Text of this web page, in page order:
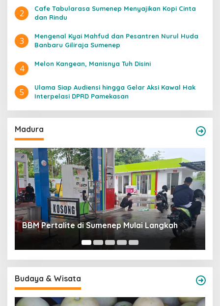
2
Cafe Tabularasa Sumenep Menyajikan Kopi Cinta
dan Rindu
3
Mengenal Kyai Mahfud dan Pesantren Nurul Huda
Banbaru Giliraja Sumenep
4 Melon Kangean, Manisnya Tuh Disini
5
Ulama Siap Audiensi hingga Gelar Aksi Kawal Hak
Interpelasi DPRD Pamekasan
Madura
Rekrutmen PPK-PPS, KPU Sumenep Dituding
Terima Suap
Budaya & Wisata